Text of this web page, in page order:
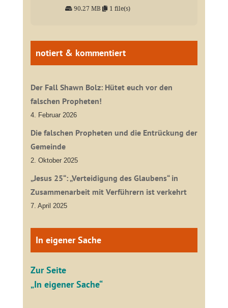
90.27 MB 1 file(s)
notiert & kommentiert
Der Fall Shawn Bolz: Hütet euch vor den
falschen Propheten!
4. Februar 2026
Die falschen Propheten und die Entrückung der
Gemeinde
2. Oktober 2025
„Jesus 25“: „Verteidigung des Glaubens“ in
Zusammenarbeit mit Verführern ist verkehrt
7. April 2025
In eigener Sache
Zur Seite
„In eigener Sache“